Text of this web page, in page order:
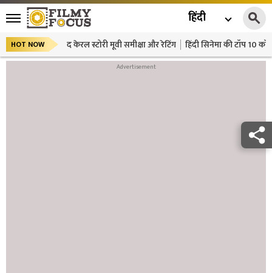
हिंदी
HOT NOW द केरल स्टोरी मूवी समीक्षा और रेटिंग हिंदी सिनेमा की टॉप 10